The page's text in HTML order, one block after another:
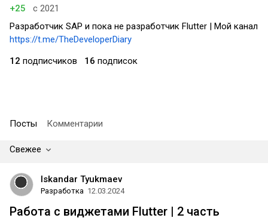
+25
с 2021
Разработчик SAP и пока не разработчик Flutter | Мой канал
https://t.me/TheDeveloperDiary
12 подписчиков 16 подписок
Посты Комментарии
Свежее
Iskandar Tyukmaev
Разработка 12.03.2024
Работа с виджетами Flutter | 2 часть